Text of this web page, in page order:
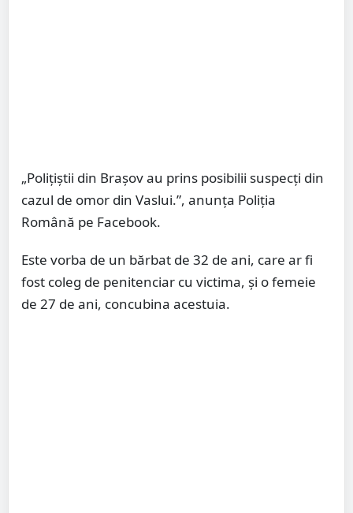
„Polițiștii din Brașov au prins posibilii suspecți din
cazul de omor din Vaslui.”, anunța Poliția
Română pe Facebook.
Este vorba de un bărbat de 32 de ani, care ar fi
fost coleg de penitenciar cu victima, și o femeie
de 27 de ani, concubina acestuia.